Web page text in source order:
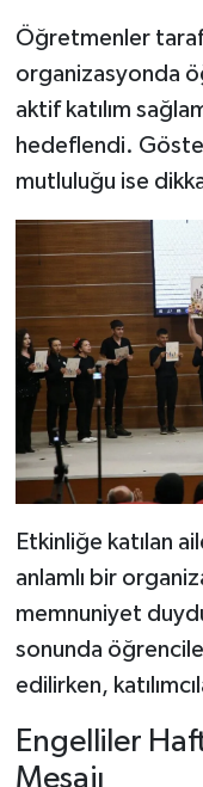
Öğretmenler
organizasyonda
aktif katılım
hedeflendi.
mutluluğu ise
Etkinliğe katılan
anlamlı bir
memnuniyet
sonunda
edilirken,
Engelliler
Mesajı